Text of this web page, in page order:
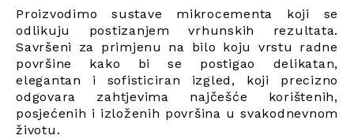
Proizvodimo sustave mikrocementa koji se
odlikuju postizanjem vrhunskih rezultata.
Savršeni za primjenu na bilo koju vrstu radne
površine kako bi se postigao delikatan,
elegantan i sofisticiran izgled, koji precizno
odgovara zahtjevima najčešće korištenih,
posjećenih i izloženih površina u svakodnevnom
životu.